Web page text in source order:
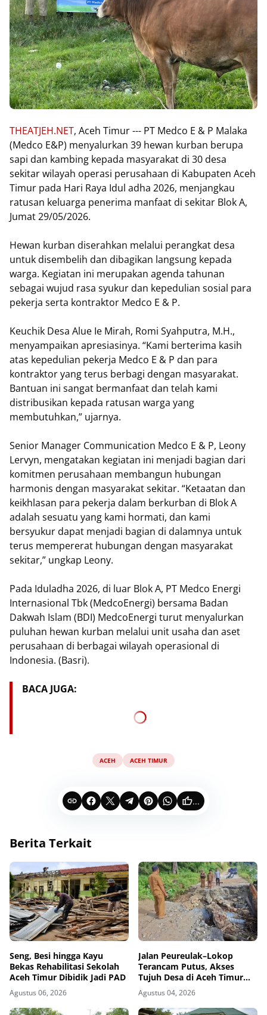
THEATJEH.NET, Aceh Timur --- PT Medco E & P Malaka
(Medco E&P) menyalurkan 39 hewan kurban berupa
sapi dan kambing kepada masyarakat di 30 desa
sekitar wilayah operasi perusahaan di Kabupaten Aceh
Timur pada Hari Raya Idul adha 2026, menjangkau
ratusan keluarga penerima manfaat di sekitar Blok A,
Jumat 29/05/2026.
Hewan kurban diserahkan melalui perangkat desa
untuk disembelih dan dibagikan langsung kepada
warga. Kegiatan ini merupakan agenda tahunan
sebagai wujud rasa syukur dan kepedulian sosial para
pekerja serta kontraktor Medco E & P.
Keuchik Desa Alue Ie Mirah, Romi Syahputra, M.H.,
menyampaikan apresiasinya. “Kami berterima kasih
atas kepedulian pekerja Medco E & P dan para
kontraktor yang terus berbagi dengan masyarakat.
Bantuan ini sangat bermanfaat dan telah kami
distribusikan kepada ratusan warga yang
membutuhkan,” ujarnya.
Senior Manager Communication Medco E & P, Leony
Lervyn, mengatakan kegiatan ini menjadi bagian dari
komitmen perusahaan membangun hubungan
harmonis dengan masyarakat sekitar. “Ketaatan dan
keikhlasan para pekerja dalam berkurban di Blok A
adalah sesuatu yang kami hormati, dan kami
bersyukur dapat menjadi bagian di dalamnya untuk
terus mempererat hubungan dengan masyarakat
sekitar,” ungkap Leony.
Pada Iduladha 2026, di luar Blok A, PT Medco Energi
Internasional Tbk (MedcoEnergi) bersama Badan
Dakwah Islam (BDI) MedcoEnergi turut menyalurkan
puluhan hewan kurban melalui unit usaha dan aset
perusahaan di berbagai wilayah operasional di
Indonesia. (Basri).
BACA JUGA:
ACEH ACEH TIMUR
...
Berita Terkait
Seng, Besi hingga Kayu
Bekas Rehabilitasi Sekolah
Aceh Timur Dibidik Jadi PAD
Agustus 06, 2026
Jalan Peureulak–Lokop
Terancam Putus, Akses
Tujuh Desa di Aceh Timur
Bisa Terisolasi
Agustus 04, 2026